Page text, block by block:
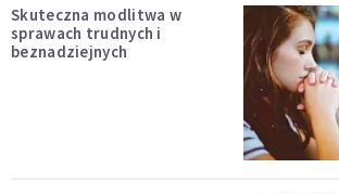
Skuteczna modlitwa w
sprawach trudnych i
beznadziejnych